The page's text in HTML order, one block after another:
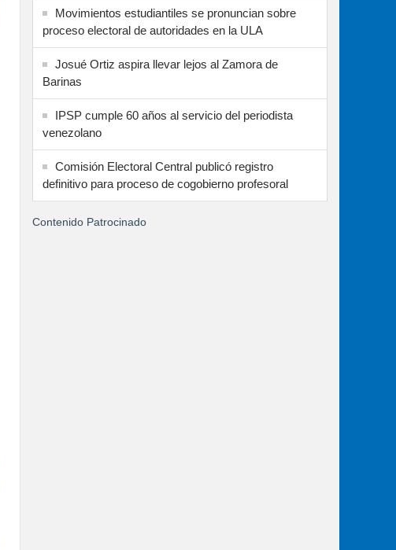
Movimientos estudiantiles se pronuncian sobre
proceso electoral de autoridades en la ULA
Josué Ortiz aspira llevar lejos al Zamora de
Barinas
IPSP cumple 60 años al servicio del periodista
venezolano
Comisión Electoral Central publicó registro
definitivo para proceso de cogobierno profesoral
Contenido Patrocinado